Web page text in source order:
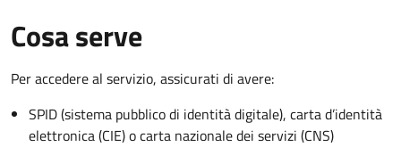
Cosa serve
Per accedere al servizio, assicurati di avere:
SPID (sistema pubblico di identità digitale), carta d’identità
elettronica (CIE) o carta nazionale dei servizi (CNS)